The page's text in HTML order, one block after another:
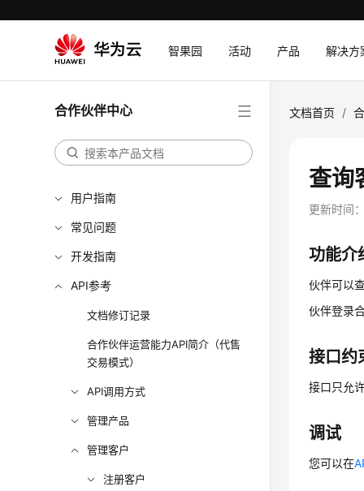
智果园 活动 产品 解决方
合作伙伴中心
用户指南
常见问题
开发指南
API参考
文档修订记录
合作伙伴运营能力API简介（代售
交易模式）
API调用方式
管理产品
管理客户
注册客户
文档首页 /
查询
更新时间：
功能介
伙伴可以
伙伴登录
接口约
接口只允
调试
您可以在